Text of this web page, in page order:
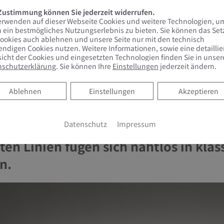
zwischen Tradition und
Linien fügen sich nahtlos in
können Sie jederzeit widerrufen.
auf dieser Webseite Cookies und weitere Technologien,
ein bestmögliches Nutzungserlebnis zu bieten. Sie können das
auch ablehnen und unsere Seite nur mit den technisch
Cookies nutzen. Weitere Informationen, sowie eine
der Cookies und eingesetzten Technologien finden Sie in
. Sie können Ihre Einstellungen jederzeit ändern.
Akzeptieren
Einstellungen
Ablehnen
Ablehnen
Datenschutz Impressum